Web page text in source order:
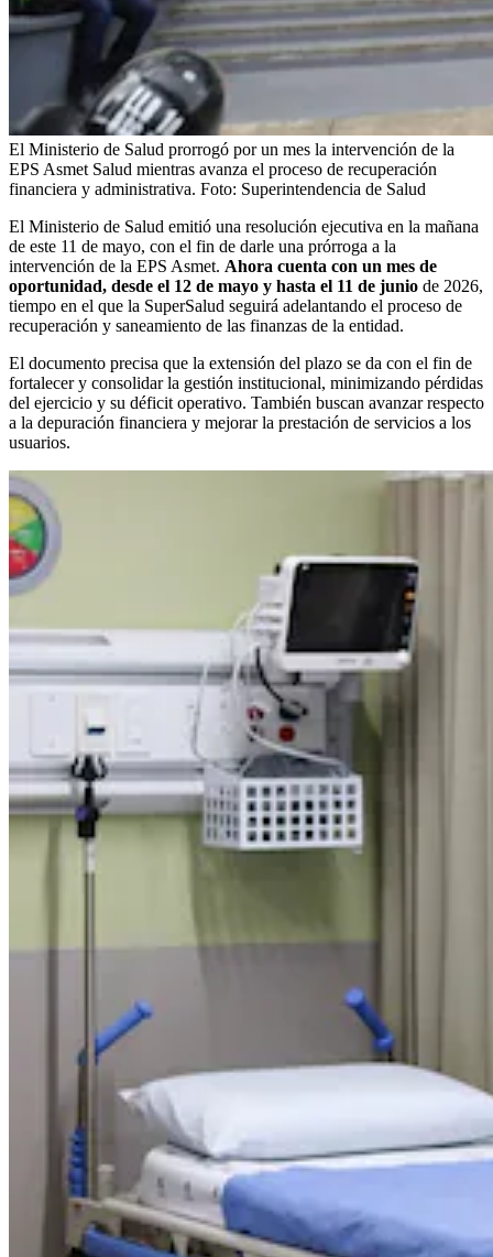
El Ministerio de Salud prorrogó por un mes la intervención de la
EPS Asmet Salud mientras avanza el proceso de recuperación
financiera y administrativa. Foto: Superintendencia de Salud
El Ministerio de Salud emitió una resolución ejecutiva en la mañana
de este 11 de mayo, con el fin de darle una prórroga a la
intervención de la EPS Asmet. Ahora cuenta con un mes de
oportunidad, desde el 12 de mayo y hasta el 11 de junio de 2026,
tiempo en el que la SuperSalud seguirá adelantando el proceso de
recuperación y saneamiento de las finanzas de la entidad.
El documento precisa que la extensión del plazo se da con el fin de
fortalecer y consolidar la gestión institucional, minimizando pérdidas
del ejercicio y su déficit operativo. También buscan avanzar respecto
a la depuración financiera y mejorar la prestación de servicios a los
usuarios.